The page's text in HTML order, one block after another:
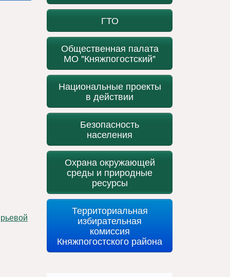
ГТО
Общественная палата
МО "Княжпогостский"
Национальные проекты
в действии
Безопасность
населения
Охрана окружающей
среды и природные
ресурсы
Территориальная
избирательная
комиссия
Княжпогостского района